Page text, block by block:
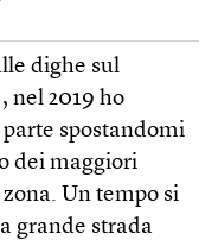
dighe sul
nel 2019 ho
spostandomi
dei maggiori
Un tempo si
grande strada